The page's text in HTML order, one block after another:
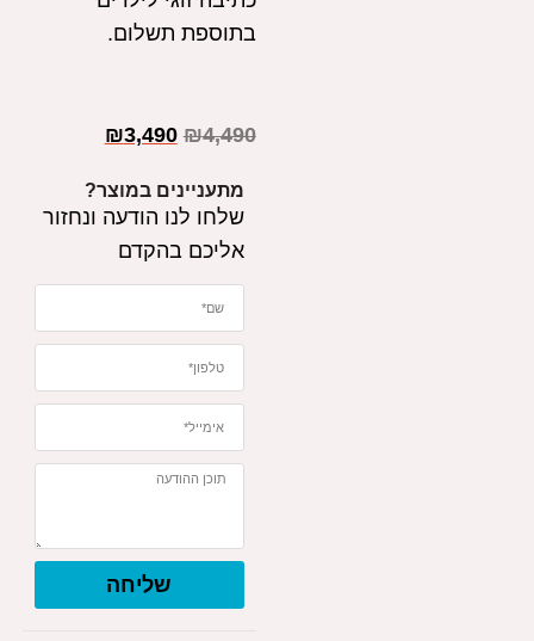
בתוספת תשלום.
₪4,490
₪3,490
מתעניינים במוצר?
שלחו לנו הודעה ונחזור
אליכם בהקדם
שליחה